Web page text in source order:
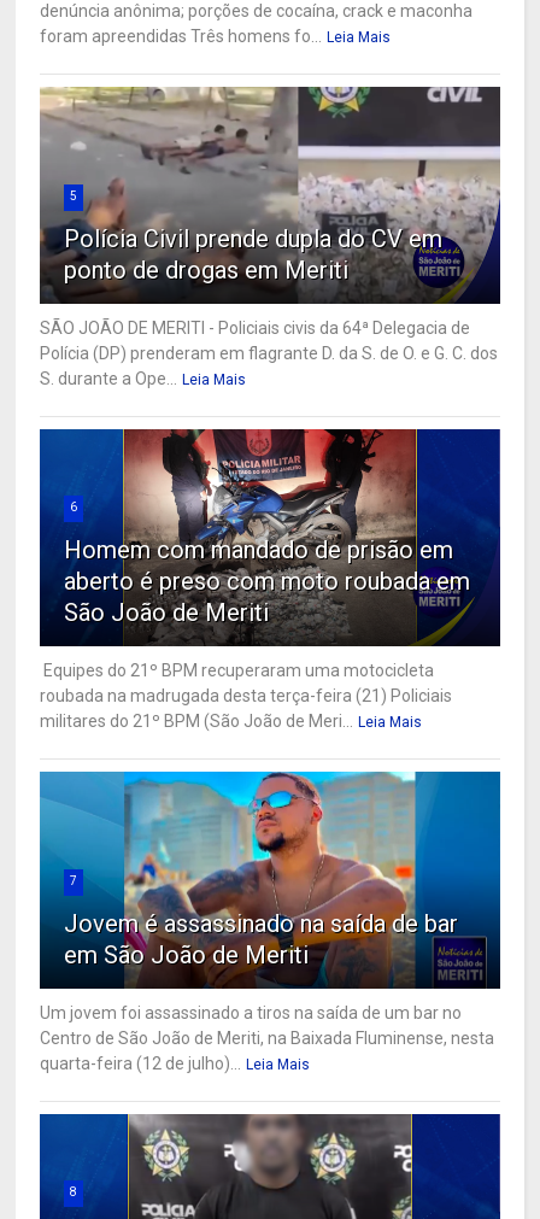
denúncia anônima; porções de cocaína, crack e maconha
foram apreendidas Três homens fo... Leia Mais
5
Polícia Civil prende dupla do CV em
ponto de drogas em Meriti
SÃO JOÃO DE MERITI - Policiais civis da 64ª Delegacia de
Polícia (DP) prenderam em flagrante D. da S. de O. e G. C. dos
S. durante a Ope... Leia Mais
6
Homem com mandado de prisão em
aberto é preso com moto roubada em
São João de Meriti
Equipes do 21º BPM recuperaram uma motocicleta
roubada na madrugada desta terça-feira (21) Policiais
militares do 21º BPM (São João de Meri... Leia Mais
7
Jovem é assassinado na saída de bar
em São João de Meriti
Um jovem foi assassinado a tiros na saída de um bar no
Centro de São João de Meriti, na Baixada Fluminense, nesta
quarta-feira (12 de julho)... Leia Mais
8